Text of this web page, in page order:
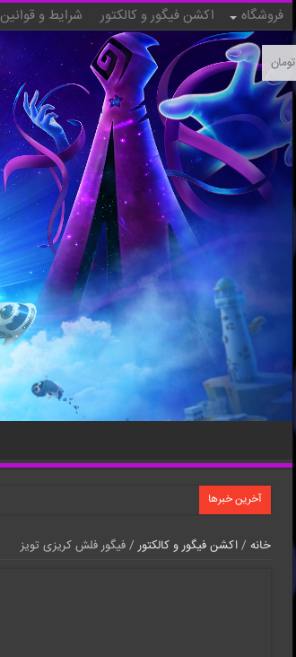
فروشگاه اکشن فیگور و کالکتور شرایط و قوانین
آخرین خبرها
خانه /اکشن فیگور و کالکتور/ فیگور فلش کریزی تویز
تومان